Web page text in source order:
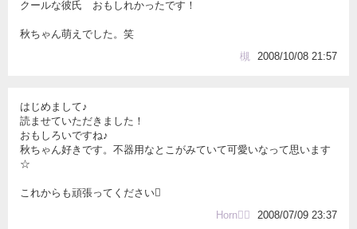
クールな彼氏 おもしれかったです！
秋ちゃん萌えでした。笑
槻
2008/10/08 21:57
はじめまして♪
読ませていただきました！
おもしろいですね♪
秋ちゃん好きです。不器用なとこがみていて可愛いなって思います
☆
これからも頑張ってください
Horn
2008/07/09 23:37